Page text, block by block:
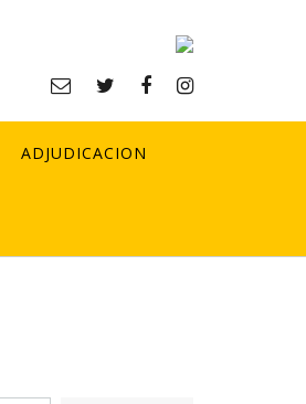
ADJUDICACION